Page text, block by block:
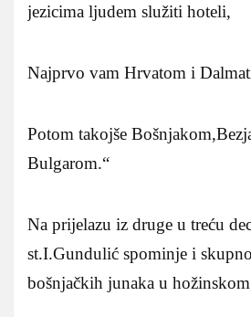
jezicima ljudem služiti hoteli,
Najprvo vam Hrvatom i
Potom takojše
Bulgarom.“
Na prijelazu iz druge u treću
st.I.Gundulić spominje i
bošnjačkih junaka u